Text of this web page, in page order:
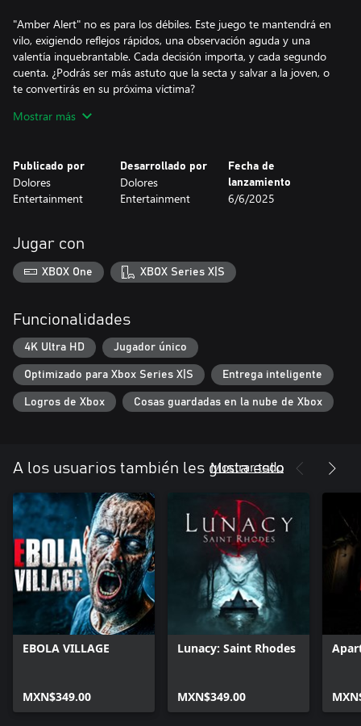
"Amber Alert" no es para los débiles. Este juego te mantendrá en
vilo, exigiendo reflejos rápidos, una observación aguda y una
valentía inquebrantable. Cada decisión importa, y cada segundo
cuenta. ¿Podrás ser más astuto que la secta y salvar a la joven, o
te convertirás en su próxima víctima?
también?
Mostrar más
Publicado por
Dolores
Entertainment
Desarrollado por
Dolores
Entertainment
Fecha de
lanzamiento
6/6/2025
Jugar con
XBOX One XBOX Series X|S
Funcionalidades
4K Ultra HD Jugador único
Optimizado para Xbox Series X|S Entrega inteligente
Logros de Xbox Cosas guardadas en la nube de Xbox
A los usuarios también les gusta esto
Mostrar todo
EBOLA VILLAGE
MXN$349.00
Lunacy: Saint Rhodes
MXN$349.00